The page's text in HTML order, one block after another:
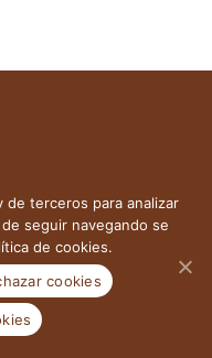
con ocho
de
sede central está
terceros para analizar
seguir navegando se
de cookies.
cookies